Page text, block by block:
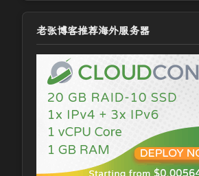
老张博客推荐海外服务器